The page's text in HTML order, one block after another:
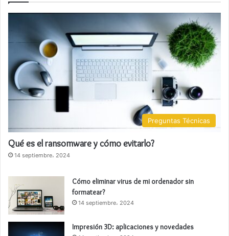
Preguntas Técnicas
Qué es el ransomware y cómo evitarlo?
14 septiembre، 2024
Cómo eliminar virus de mi ordenador sin
formatear?
14 septiembre، 2024
Impresión 3D: aplicaciones y novedades